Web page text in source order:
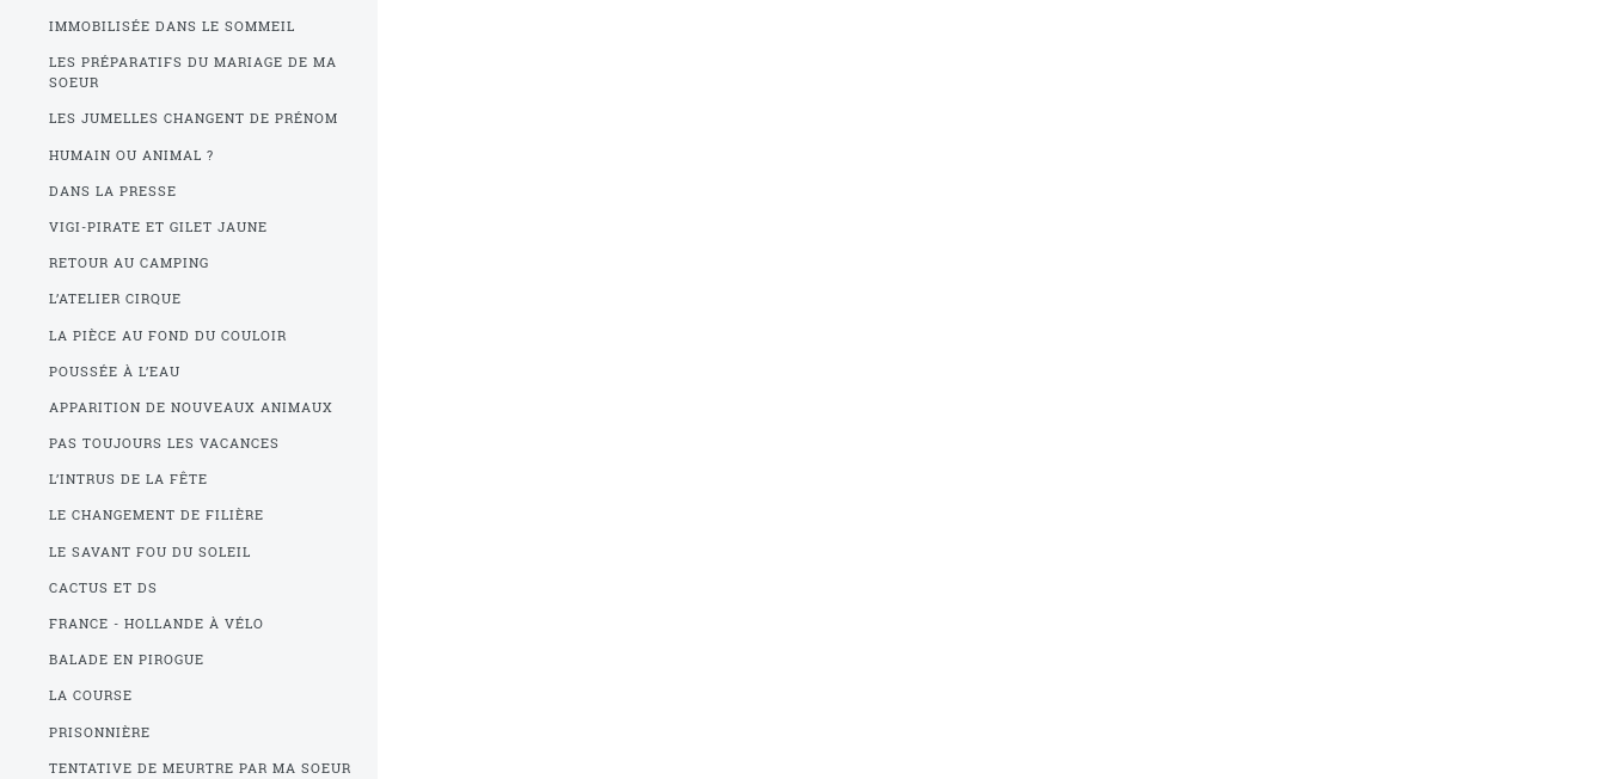
IMMOBILISÉE DANS LE SOMMEIL
LES PRÉPARATIFS DU MARIAGE DE MA
SOEUR
LES JUMELLES CHANGENT DE PRÉNOM
HUMAIN OU ANIMAL ?
DANS LA PRESSE
VIGI-PIRATE ET GILET JAUNE
RETOUR AU CAMPING
L’ATELIER CIRQUE
LA PIÈCE AU FOND DU COULOIR
POUSSÉE À L’EAU
APPARITION DE NOUVEAUX ANIMAUX
PAS TOUJOURS LES VACANCES
L’INTRUS DE LA FÊTE
LE CHANGEMENT DE FILIÈRE
LE SAVANT FOU DU SOLEIL
CACTUS ET DS
FRANCE - HOLLANDE À VÉLO
BALADE EN PIROGUE
LA COURSE
PRISONNIÈRE
TENTATIVE DE MEURTRE PAR MA SOEUR